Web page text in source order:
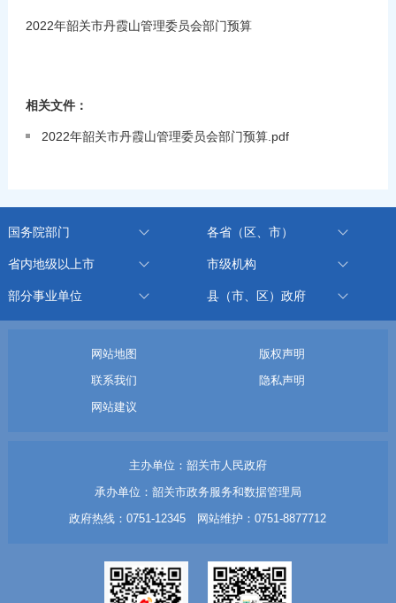
2022年韶关市丹霞山管理委员会部门预算
相关文件：
2022年韶关市丹霞山管理委员会部门预算.pdf
国务院部门 各省（区、市）
省内地级以上市 市级机构
部分事业单位 县（市、区）政府
网站地图
版权声明
联系我们
隐私声明
网站建议
主办单位：韶关市人民政府
承办单位：韶关市政务服务和数据管理局
政府热线：0751-12345 网站维护：0751-8877712